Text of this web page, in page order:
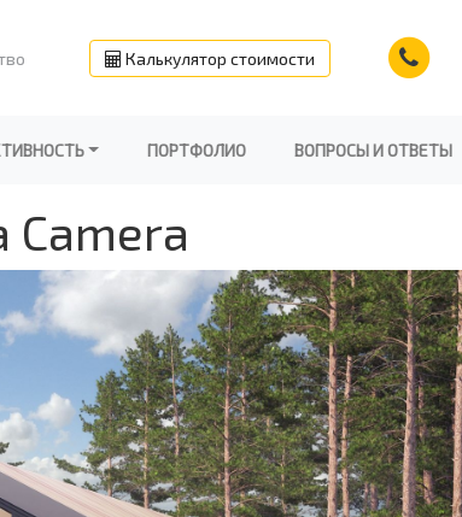
Калькулятор стоимости
ПОРТФОЛИО ВОПРОСЫ И ОТВЕТЫ
Camera